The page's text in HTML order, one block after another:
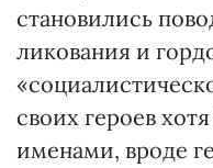
становились
ликования и
своих героев
именами, вроде